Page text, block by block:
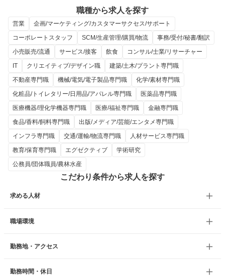
職種から求人を探す
営業
企画/マーケティング/カスタマーサクセス/サポート
コーポレートスタッフ
SCM/生産管理/購買/物流
事務/受付/秘書/翻訳
小売販売/流通
サービス/接客 飲食
コンサル/士業/リサーチャー
IT
クリエイティブ/デザイン職
建築/土木/プラント専門職
不動産専門職
機械/電気/電子製品専門職
化学/素材専門職
化粧品/トイレタリー/日用品/アパレル専門職
医薬品専門職
医療機器/理化学機器専門職
医療/福祉専門職
金融専門職
食品/香料/飼料専門職
出版/メディア/芸能/エンタメ専門職
インフラ専門職
交通/運輸/物流専門職
人材サービス専門職
教育/保育専門職
エグゼクティブ
学術研究
公務員/団体職員/農林水産
こだわり条件から求人を探す
求める人材
職場環境
勤務地・アクセス
勤務時間・休日